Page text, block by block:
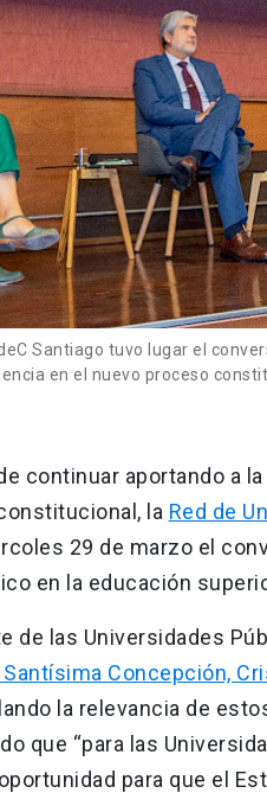
Santiago tuvo lugar el
en el nuevo proceso
continuar aportando a
la Red de
29 de marzo el
en la educación
de las Universidades
Santísima Concepción,
la relevancia de
que “para las
para que el